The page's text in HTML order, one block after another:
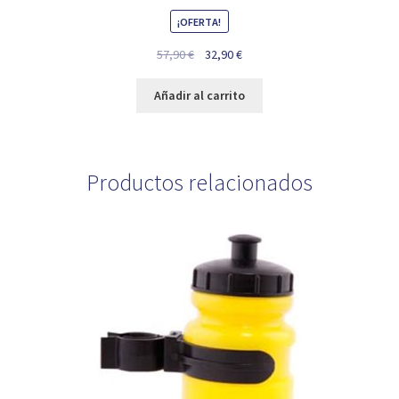
¡OFERTA!
57,90€
El
original
32,90€El
actual
Añadir al carrito
Productos relacionados